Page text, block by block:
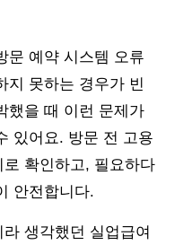
문 예약 시스템 오류
지 못하는 경우가 빈
했을 때 이런 문제가
있어요. 방문 전 고용
확인하고, 필요하다
안전합니다.
생각했던 실업급여